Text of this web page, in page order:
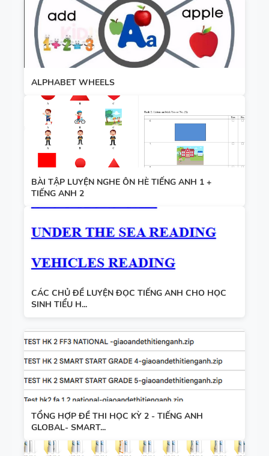
ALPHABET WHEELS
BÀI TẬP LUYỆN NGHE ÔN HÈ TIẾNG ANH 1 +
TIẾNG ANH 2
CÁC CHỦ ĐỀ LUYỆN ĐỌC TIẾNG ANH CHO HỌC
SINH TIỂU H...
TỔNG HỢP ĐỀ THI HỌC KỲ 2 - TIẾNG ANH
GLOBAL- SMART...